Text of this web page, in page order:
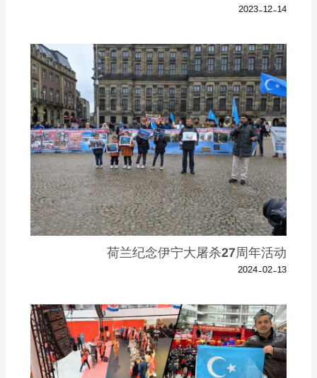
2023-12-14
荷兰纪念伊宁大屠杀27周年活动
2024-02-13